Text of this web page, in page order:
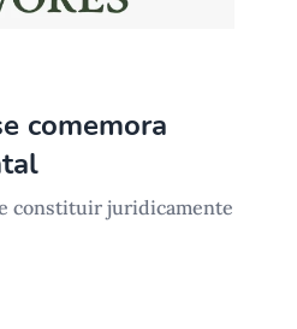
comemora
constituir juridicamente